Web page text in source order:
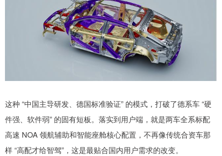
这种 “中国主导研发、德国标准验证” 的模式，打破了德系车 “硬
件强、软件弱” 的固有短板。落实到用户端，就是两车全系标配
高速 NOA 领航辅助和智能座舱核心配置，不再像传统合资车那
样 “高配才给智驾”，这是最贴合国内用户需求的改变。